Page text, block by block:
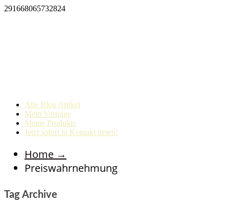
291668065732824
Alle Blog Artikel
Mein Vorträge
Meine Produkte
Jetzt sofort in Kontakt treten!
Home →
Preiswahrnehmung
Tag Archive